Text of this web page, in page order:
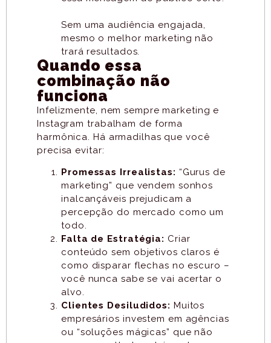
Sem uma audiência engajada,
mesmo o melhor marketing não
trará resultados.
Quando essa
combinação não
funciona
Infelizmente, nem sempre marketing e
Instagram trabalham de forma
harmônica. Há armadilhas que você
precisa evitar:
Promessas Irrealistas: “Gurus de
marketing” que vendem sonhos
inalcançáveis prejudicam a
percepção do mercado como um
todo.
Falta de Estratégia: Criar
conteúdo sem objetivos claros é
como disparar flechas no escuro –
você nunca sabe se vai acertar o
alvo.
Clientes Desiludidos: Muitos
empresários investem em agências
ou “soluções mágicas” que não